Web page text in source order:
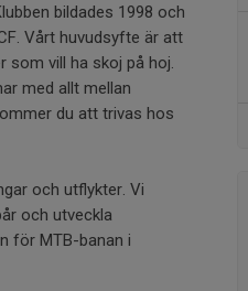
bildades 1998 och
Vårt huvudsyfte är att
som vill ha skoj på hoj.
med allt mellan
du att trivas hos
och utflykter. Vi
och utveckla
för MTB-banan i